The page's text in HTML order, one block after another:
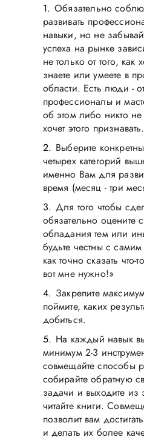
Обязательно
развивать
навыки, но не
успеха на рынке
не только от того, как
знаете или умеете в
области. Есть люди -
профессионалы и
об этом либо никто
хочет этого признавать.
Выберите
четырех категорий
именно Вам для
время (месяц - три
Для того чтобы
обязательно оцените
обладания тем или
будьте честны с
как точно сказать
вот мне нужно!»
Закрепите
поймите, каких
добиться.
На каждый навык
минимум 2-3
совмещайте способы
собирайте обратную
задачи и выходите из
читайте книги.
позволит вам
и делать их более